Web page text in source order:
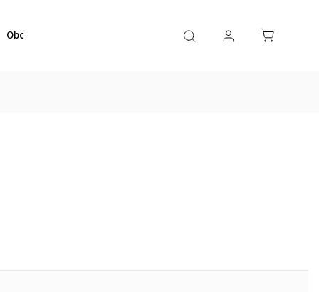
Obchodné podmienky Kontaktujte nás